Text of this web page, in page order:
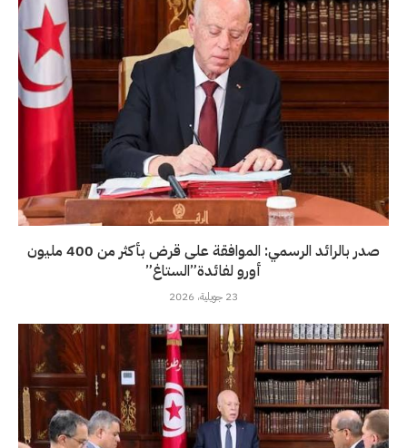
صدر بالرائد الرسمي: الموافقة على قرض بأكثر من 400 مليون
أورو لفائدة”الستاغ”
23 جويلية، 2026